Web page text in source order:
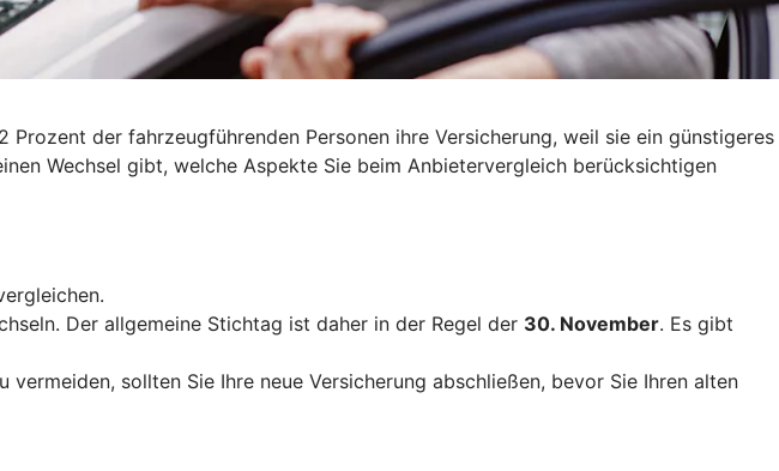
Prozent der fahrzeugführenden Personen ihre Versicherung, weil sie ein günstigeres
Wechsel gibt, welche Aspekte Sie beim Anbietervergleich berücksichtigen
Der allgemeine Stichtag ist daher in der Regel der 30. November. Es gibt
sollten Sie Ihre neue Versicherung abschließen, bevor Sie Ihren alten